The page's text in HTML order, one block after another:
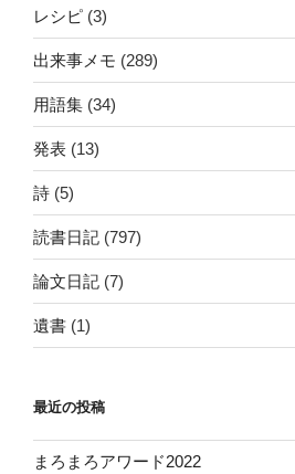
レシピ (3)
出来事メモ (289)
用語集 (34)
発表 (13)
詩 (5)
読書日記 (797)
論文日記 (7)
遺書 (1)
最近の投稿
まろまろアワード2022